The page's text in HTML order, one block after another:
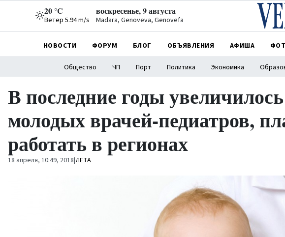
20 °C
Ветер 5.94 m/s
воскресенье, 9 августа
Madara, Genoveva, Genovefa
НОВОСТИ ФОРУМ БЛОГ ОБЪЯВЛЕНИЯ АФИША
Общество ЧП Порт Политика Экономика
В последние годы
молодых врачей-педиатров,
работать в регионах
18 апреля, 10:49, 2018|ЛETA